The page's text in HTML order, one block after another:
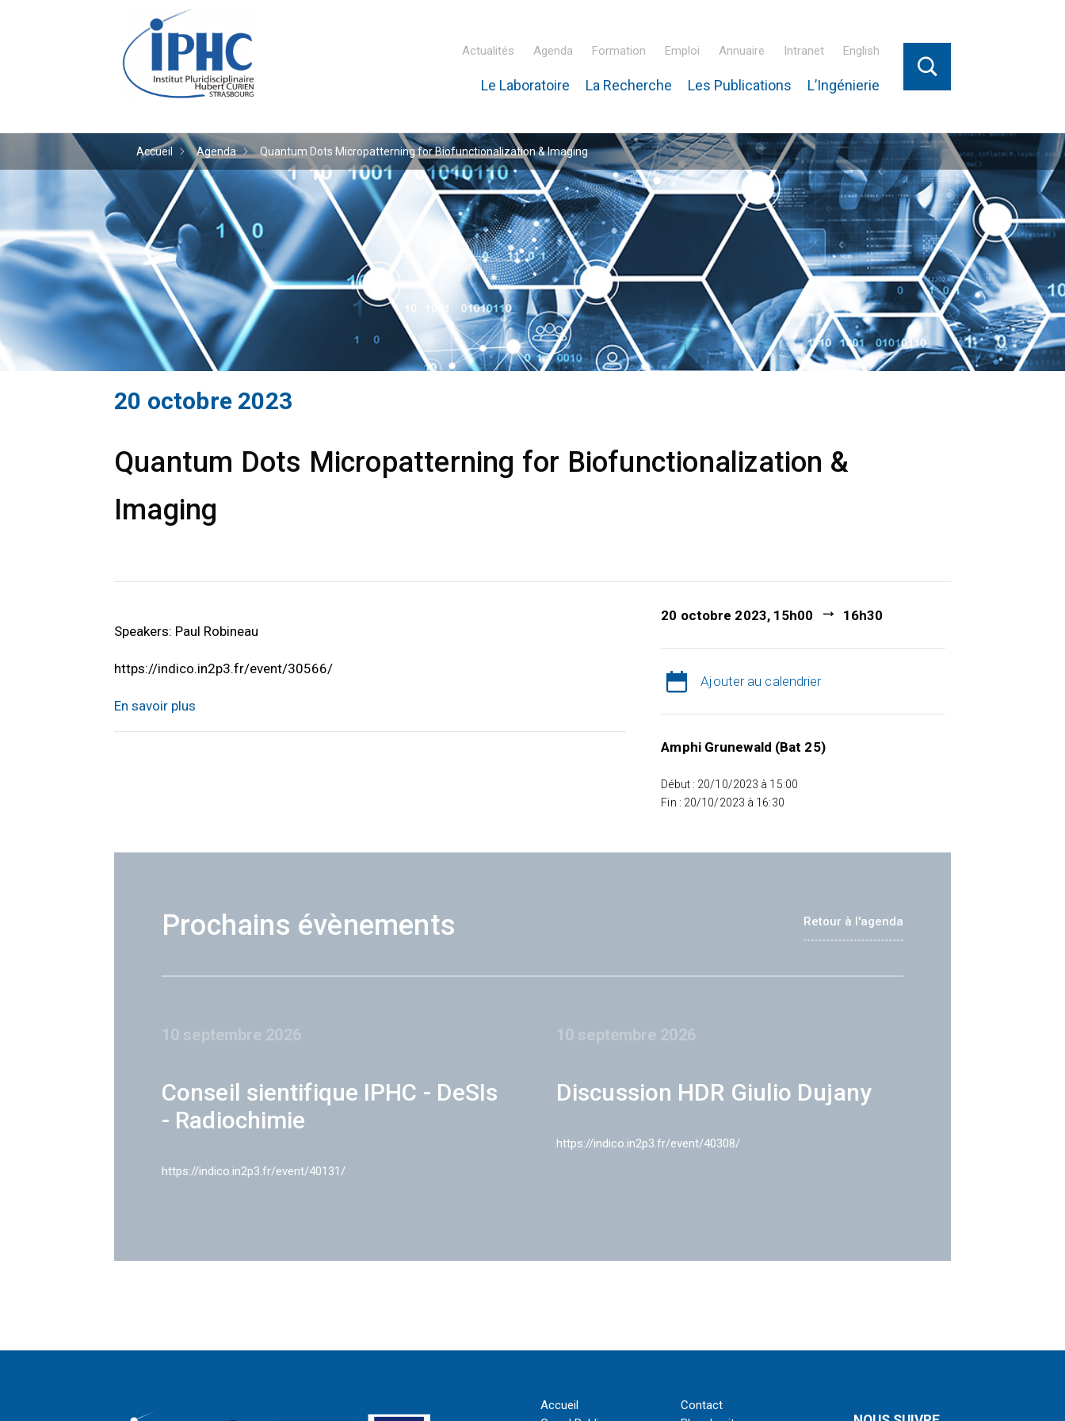
Institut pluridisciplinaire Hubert Curien – IPHC
Actualités Agenda Formation Emploi Annuaire Intranet English
Le Laboratoire La Recherche Les Publications L’Ingénierie
Accueil Agenda Quantum Dots Micropatterning for Biofunctionalization & Imaging
20 octobre 2023
Quantum Dots Micropatterning for Biofunctionalization &
Imaging
Speakers: Paul Robineau
https://indico.in2p3.fr/event/30566/
En savoir plus
20 octobre 2023, 15h00 16h30
Ajouter au calendrier
Amphi Grunewald (Bat 25)
Début : 20/10/2023 à 15:00
Fin : 20/10/2023 à 16:30
Prochains évènements Retour à l'agenda
10 septembre 2026
Conseil sientifique IPHC - DeSIs
- Radiochimie
https://indico.in2p3.fr/event/40131/
10 septembre 2026
Discussion HDR Giulio Dujany
https://indico.in2p3.fr/event/40308/
Accueil
Contact